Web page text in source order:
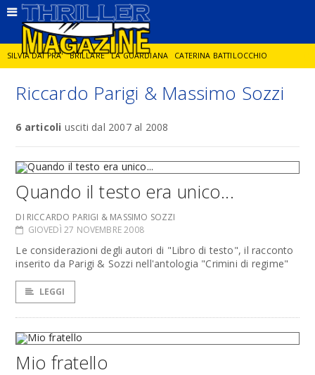
SILVIA DAI PRA' BRILLARE LA GUARDIANA CATERINA BATTILOCCHIO
JORGE DIAZ LA SPIA DELITTO IN CORNICE GIANCARLO DE CATALDO
Riccardo Parigi & Massimo Sozzi
6 articoli usciti dal 2007 al 2008
Quando il testo era unico...
DI RICCARDO PARIGI & MASSIMO SOZZI
GIOVEDÌ 27 NOVEMBRE 2008
Le considerazioni degli autori di "Libro di testo", il racconto
inserito da Parigi & Sozzi nell'antologia "Crimini di regime"
LEGGI
Mio fratello